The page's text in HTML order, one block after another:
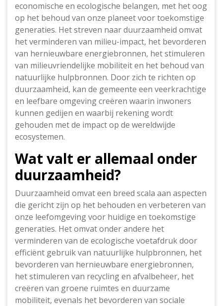
economische en ecologische belangen, met het oog
op het behoud van onze planeet voor toekomstige
generaties. Het streven naar duurzaamheid omvat
het verminderen van milieu-impact, het bevorderen
van hernieuwbare energiebronnen, het stimuleren
van milieuvriendelijke mobiliteit en het behoud van
natuurlijke hulpbronnen. Door zich te richten op
duurzaamheid, kan de gemeente een veerkrachtige
en leefbare omgeving creëren waarin inwoners
kunnen gedijen en waarbij rekening wordt
gehouden met de impact op de wereldwijde
ecosystemen.
Wat valt er allemaal onder
duurzaamheid?
Duurzaamheid omvat een breed scala aan aspecten
die gericht zijn op het behouden en verbeteren van
onze leefomgeving voor huidige en toekomstige
generaties. Het omvat onder andere het
verminderen van de ecologische voetafdruk door
efficiënt gebruik van natuurlijke hulpbronnen, het
bevorderen van hernieuwbare energiebronnen,
het stimuleren van recycling en afvalbeheer, het
creëren van groene ruimtes en duurzame
mobiliteit, evenals het bevorderen van sociale